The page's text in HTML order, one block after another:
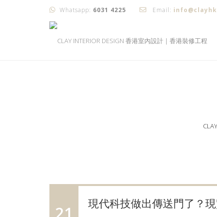
Whatsapp: 6031 4225 Email:
現代科技做出傳送門了？